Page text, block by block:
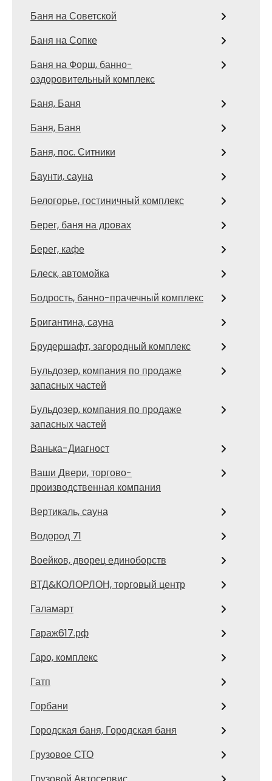
Баня на Советской
Баня на Сопке
Баня на Форш, банно-
оздоровительный комплекс
Баня, Баня
Баня, Баня
Баня, пос. Ситники
Баунти, сауна
Белогорье, гостиничный комплекс
Берег, баня на дровах
Берег, кафе
Блеск, автомойка
Бодрость, банно-прачечный комплекс
Бригантина, сауна
Брудершафт, загородный комплекс
Бульдозер, компания по продаже
запасных частей
Бульдозер, компания по продаже
запасных частей
Ванька-Диагност
Ваши Двери, торгово-
производственная компания
Вертикаль, сауна
Водород 71
Воейков, дворец единоборств
ВТД&КОЛОРЛОН, торговый центр
Галамарт
Гараж617.рф
Гаро, комплекс
Гатп
Горбани
Городская баня, Городская баня
Грузовое СТО